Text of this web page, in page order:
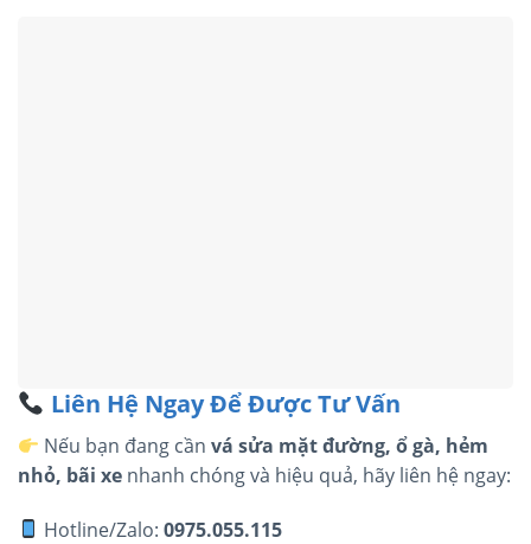
Liên Hệ Ngay Để Được Tư Vấn
Nếu bạn đang cầnvá sửa mặt đường, ổ gà, hẻm
nhỏ, bãi xe nhanh chóng và hiệu quả, hãy liên hệ ngay:
Hotline/Zalo:0975.055.115